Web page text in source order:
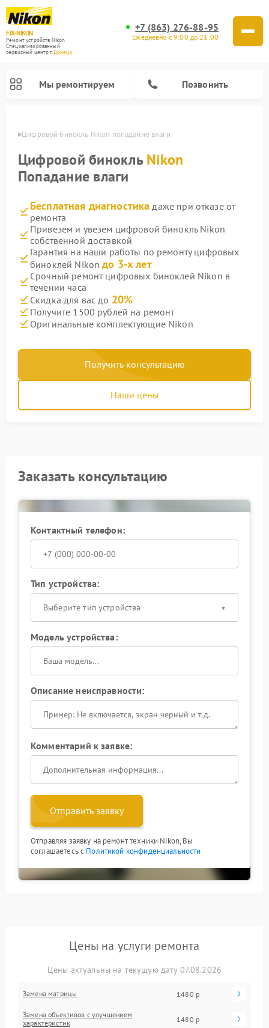
FIX-NIKON
Ремонт устройств Nikon
Специализированный
cервисный центр г.Донецк
+7 (863) 276-88-95
Ежедневно с 9:00 до 21:00
Мы ремонтируем Позвонить
Цифровой бинокль Nikon попадание влаги
Цифровой бинокльNikon
Попадание влаги
Бесплатная диагностика даже при отказе от
ремонта
Привезем и увезем цифровой бинокль Nikon
собственной доставкой
Гарантия на наши работы по ремонту цифровых
биноклей Nikonдо 3-х лет
Срочный ремонт цифровых биноклей Nikon в
течении часа
Скидка для вас до 20%
Получите 1500 рублей на ремонт
Оригинальные комплектующие Nikon
Получить консультацию
Наши цены
Заказать консультацию
Контактный телефон:
Тип устройства:
Выберите тип устройства
Модель устройства:
Описание неисправности:
Комментарий к заявке:
Отправить заявку
Отправляя заявку на ремонт техники Nikon, Вы
соглашаетесь с Политикой конфиденциальности
Цены на услуги ремонта
Цены актуальны на текущую дату 07.08.2026
Замена матрицы 1480 р
Замена объективов с улучшением
характеристик
1480 р